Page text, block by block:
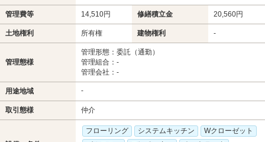
管理費等 14,510円 修繕積立金 20,560円
土地権利 所有権 建物権利 -
管理態様
管理形態：委託（通勤）
管理組合：-
管理会社：-
用途地域 -
取引態様 仲介
フローリング システムキッチン
Wクローゼット